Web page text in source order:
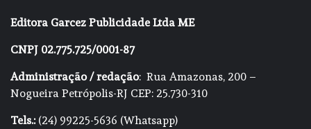
Editora Garcez Publicidade Ltda ME
CNPJ 02.775.725/0001-87
Administração / redação: Rua Amazonas, 200 –
Nogueira Petrópolis-RJ CEP: 25.730-310
Tels.:(24) 99225-5636 (Whatsapp)